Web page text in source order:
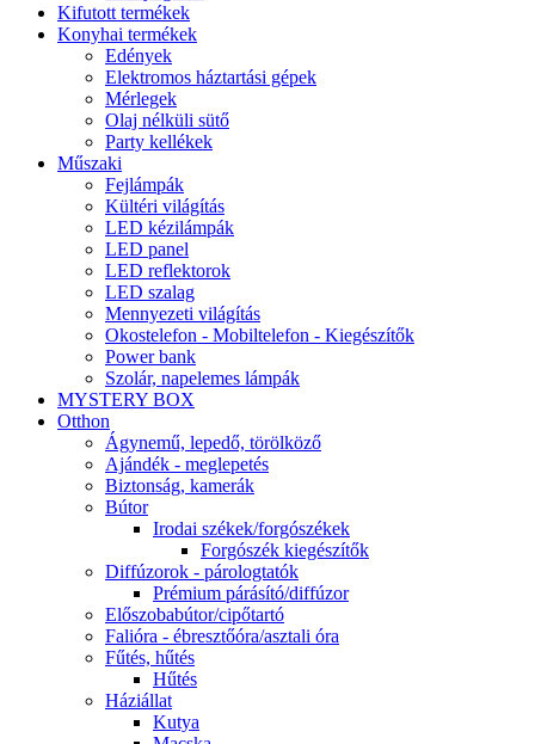
Kifutott termékek
Konyhai termékek
Edények
Elektromos háztartási gépek
Mérlegek
Olaj nélküli sütő
Party kellékek
Műszaki
Fejlámpák
Kültéri világítás
LED kézilámpák
LED panel
LED reflektorok
LED szalag
Mennyezeti világítás
Okostelefon - Mobiltelefon - Kiegészítők
Power bank
Szolár, napelemes lámpák
MYSTERY BOX
Otthon
Ágynemű, lepedő, törölköző
Ajándék - meglepetés
Biztonság, kamerák
Bútor
Irodai székek/forgószékek
Forgószék kiegészítők
Diffúzorok - párologtatók
Prémium párásító/diffúzor
Előszobabútor/cipőtartó
Falióra - ébresztőóra/asztali óra
Fűtés, hűtés
Hűtés
Háziállat
Kutya